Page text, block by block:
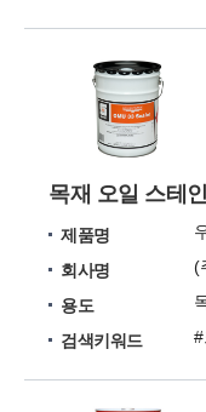
목재 오일 스테인
제품명
회사명
(
용도
검색키워드